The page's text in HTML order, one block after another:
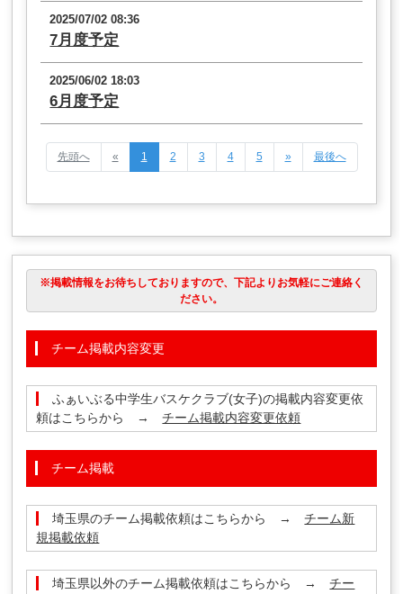
2025/07/02 08:36
7月度予定
2025/06/02 18:03
6月度予定
先頭へ « 1 2 3 4 5 » 最後へ
※掲載情報をお待ちしておりますので、下記よりお気軽にご連絡く
ださい。
チーム掲載内容変更
ふぁいぶる中学生バスケクラブ(女子)の掲載内容変更依
頼はこちらから →チーム掲載内容変更依頼
チーム掲載
埼玉県のチーム掲載依頼はこちらから →チーム新
規掲載依頼
埼玉県以外のチーム掲載依頼はこちらから →チー